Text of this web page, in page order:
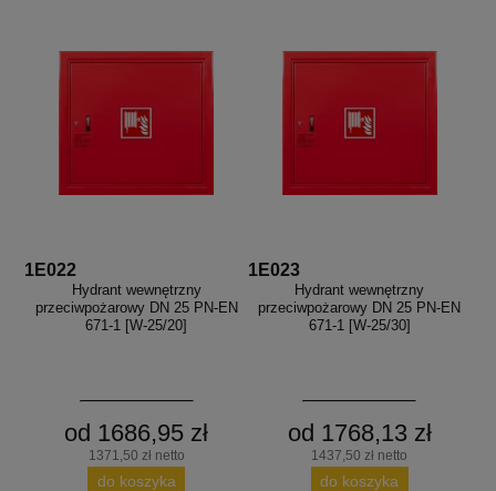
1E022
Hydrant wewnętrzny
przeciwpożarowy DN 25 PN-EN
671-1 [W-25/20]
od 1686,95 zł
1371,50 zł netto
do koszyka
1E023
Hydrant wewnętrzny
przeciwpożarowy DN 25 PN-EN
671-1 [W-25/30]
od 1768,13 zł
1437,50 zł netto
do koszyka